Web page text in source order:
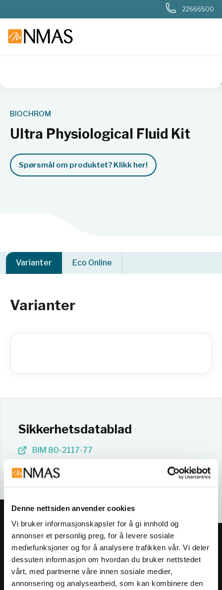
Denne nettsiden anvender cookies
Vi bruker informasjonskapsler for å gi innhold og
annonser et personlig preg, for å levere sosiale
mediefunksjoner og for å analysere trafikken vår. Vi deler
dessuten informasjon om hvordan du bruker nettstedet
vårt, med partnerne våre innen sosiale medier,
annonsering og analysearbeid, som kan kombinere den
22666500
BIOCHROM
Ultra Physiological Fluid Kit
Spørsmål om produktet? Klikk her!
Varianter Eco Online
Varianter
Sikkerhetsdatablad
BIM 80-2117-77
80-2117-77
Meld deg på vårt nyhetsbrev!
Få informasjon om produkter,
arrangementer og kampanjer.